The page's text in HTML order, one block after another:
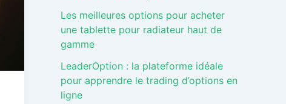
Les meilleures options pour acheter
une tablette pour radiateur haut de
gamme
LeaderOption : la plateforme idéale
pour apprendre le trading d’options en
ligne